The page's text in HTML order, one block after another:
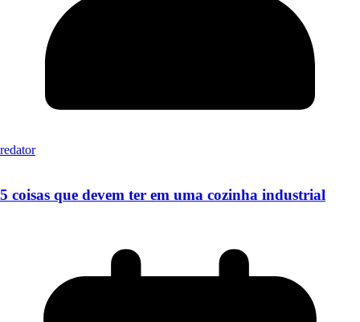
redator
5 coisas que devem ter em uma cozinha industrial